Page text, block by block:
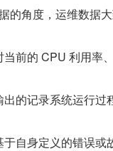
的角度，运维数据
前的 CPU 利用率
的记录系统运行
自身定义的错误